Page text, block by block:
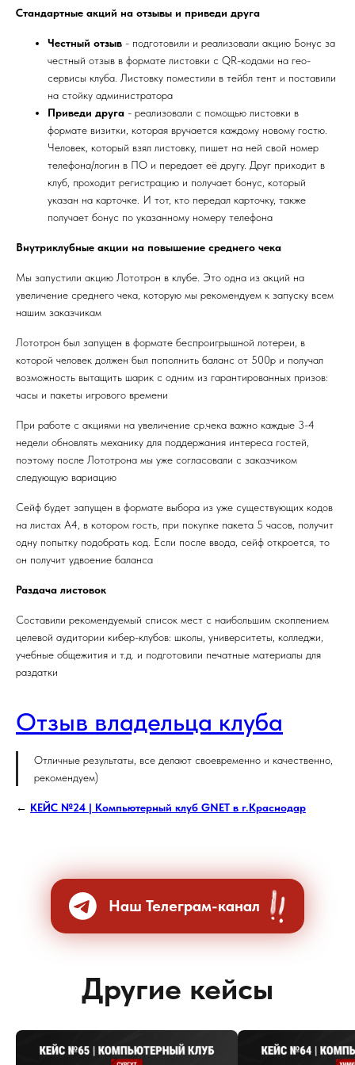
Стандартные акций на отзывы и приведи друга
Честный отзыв - подготовили и реализовали акцию Бонус за
честный отзыв в формате листовки с QR-кодами на гео-
сервисы клуба. Листовку поместили в тейбл тент и поставили
на стойку администратора
Приведи друга - реализовали с помощью листовки в
формате визитки, которая вручается каждому новому гостю.
Человек, который взял листовку, пишет на ней свой номер
телефона/логин в ПО и передает её другу. Друг приходит в
клуб, проходит регистрацию и получает бонус, который
указан на карточке. И тот, кто передал карточку, также
получает бонус по указанному номеру телефона
Внутриклубные акции на повышение среднего чека
Мы запустили акцию Лототрон в клубе. Это одна из акций на
увеличение среднего чека, которую мы рекомендуем к запуску всем
нашим заказчикам
Лототрон был запущен в формате беспроигрышной лотереи, в
которой человек должен был пополнить баланс от 500р и получал
возможность вытащить шарик с одним из гарантированных призов:
часы и пакеты игрового времени
При работе с акциями на увеличение ср.чека важно каждые 3-4
недели обновлять механику для поддержания интереса гостей,
поэтому после Лототрона мы уже согласовали с заказчиком
следующую вариацию
Сейф будет запущен в формате выбора из уже существующих кодов
на листах А4, в котором гость, при покупке пакета 5 часов, получит
одну попытку подобрать код. Если после ввода, сейф откроется, то
он получит удвоение баланса
Раздача листовок
Составили рекомендуемый список мест с наибольшим скоплением
целевой аудитории кибер-клубов: школы, университеты, колледжи,
учебные общежития и т.д. и подготовили печатные материалы для
раздатки
Отзыв владельца клуба
Отличные результаты, все делают своевременно и качественно,
рекомендуем)
← КЕЙС №24 | Компьютерный клуб GNET в г.Краснодар
Наш Телеграм-канал
Другие кейсы